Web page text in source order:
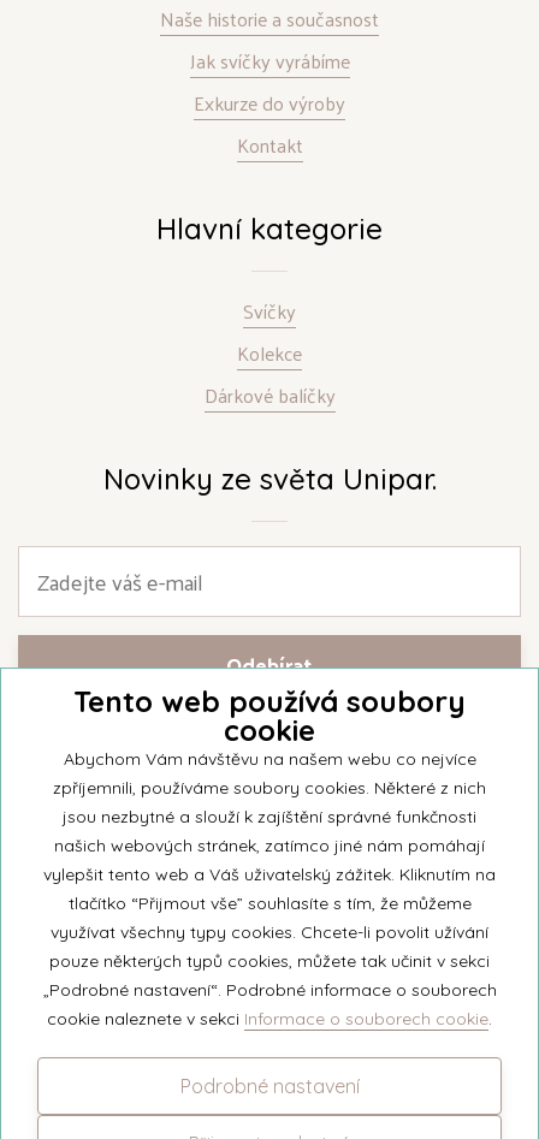
Naše historie a současnost
Jak svíčky vyrábíme
Exkurze do výroby
Kontakt
Hlavní kategorie
Svíčky
Kolekce
Dárkové balíčky
Novinky ze světa Unipar.
Přihlašte se k našemu newsletteru a buďte jako první informováni o
nejnovějších kolekcích svíček a aktualitách z rodinné firmy Unipar.
© 2026 Unipar
+420 571 651 531
eshop@unipar.cz
Facebook
Instagram
Tento web používá soubory
cookie
Abychom Vám návštěvu na našem webu co nejvíce
zpříjemnili, používáme soubory cookies. Některé z nich
jsou nezbytné a slouží k zajíštění správné funkčnosti
našich webových stránek, zatímco jiné nám pomáhají
vylepšit tento web a Váš uživatelský zážitek. Kliknutím na
tlačítko “Přijmout vše” souhlasíte s tím, že můžeme
využívat všechny typy cookies. Chcete-li povolit užívání
pouze některých typů cookies, můžete tak učinit v sekci
„Podrobné nastavení“. Podrobné informace o souborech
cookie naleznete v sekci Informace o souborech cookie.
Podrobné nastavení